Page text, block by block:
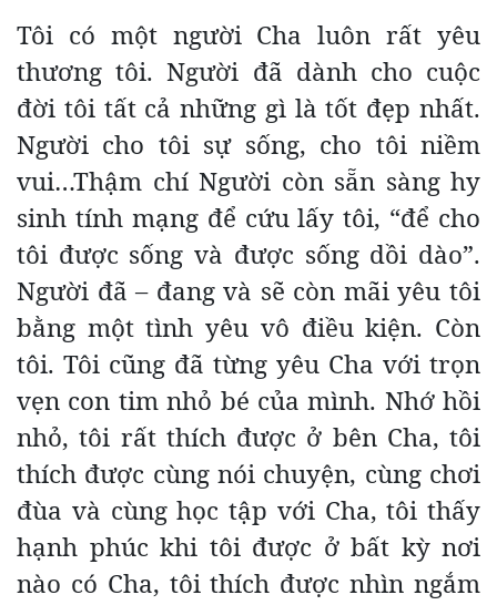
Tôi có một người Cha luôn rất yêu
thương tôi. Người đã dành cho cuộc
đời tôi tất cả những gì là tốt đẹp nhất.
Người cho tôi sự sống, cho tôi niềm
vui…Thậm chí Người còn sẵn sàng hy
sinh tính mạng để cứu lấy tôi, “để cho
tôi được sống và được sống dồi dào”.
Người đã – đang và sẽ còn mãi yêu tôi
bằng một tình yêu vô điều kiện. Còn
tôi. Tôi cũng đã từng yêu Cha với trọn
vẹn con tim nhỏ bé của mình. Nhớ hồi
nhỏ, tôi rất thích được ở bên Cha, tôi
thích được cùng nói chuyện, cùng chơi
đùa và cùng học tập với Cha, tôi thấy
hạnh phúc khi tôi được ở bất kỳ nơi
nào có Cha, tôi thích được nhìn ngắm